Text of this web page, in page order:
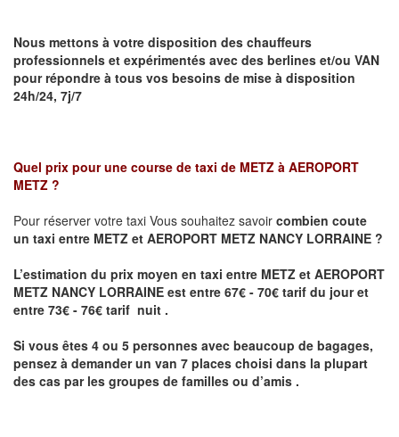
Nous mettons à votre disposition des chauffeurs
professionnels et expérimentés avec des berlines et/ou VAN
pour répondre à tous vos besoins de mise à disposition
24h/24, 7j/7
Quel prix pour une course de taxi de METZ à AEROPORT
METZ ?
Pour réserver votre taxi Vous souhaitez savoir combien coute
un taxi entre METZ et AEROPORT METZ NANCY LORRAINE ?
L’estimation du prix moyen en taxi entre METZ et AEROPORT
METZ NANCY LORRAINE est entre 67€ - 70€ tarif du jour et
entre 73€ - 76€ tarif nuit .
Si vous êtes 4 ou 5 personnes avec beaucoup de bagages,
pensez à demander un van 7 places choisi dans la plupart
des cas par les groupes de familles ou d’amis .